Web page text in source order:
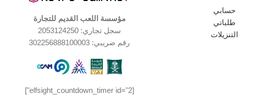
مستخدم بحالة جيدة جدا
مؤسسة اللعب القديم للتجارة
سجل تجاري: 2053124250
رقم ضريبي: 302256888100003
[elfsight_countdown_timer id="2"]
حسابي
طلباتي
التنزيلات